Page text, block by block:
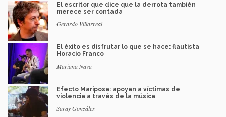
El escritor que dice que la derrota también
merece ser contada
Gerardo Villarreal
El éxito es disfrutar lo que se hace: flautista
Horacio Franco
Mariana Nava
Efecto Mariposa: apoyan a víctimas de
violencia a través de la música
Saray González